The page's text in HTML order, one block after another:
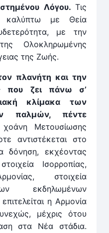
Λόγου. Τις
καλύπτω με Θεία
με την
Ολοκληρωμένης
της Ζωής.
πλανήτη και την
που ζει πάνω σ’
κλίμακα των
παλμών, πέντε
χοάνη Μετουσίωσης
αντιστέκεται στο
δόνηση, εκχέοντας
Ισορροπίας,
στοιχεία
εκδηλωμένων
η Αρμονία
μέχρις ότου
στα Νέα στάδια.